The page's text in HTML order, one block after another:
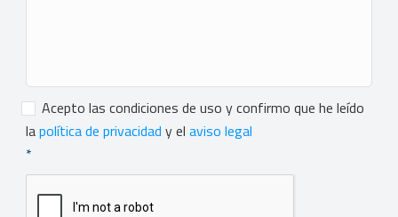
Consentimiento*
Acepto las condiciones de uso y confirmo que he leído
lapolítica de privacidad y el aviso legal
*